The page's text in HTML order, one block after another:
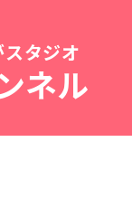
タジオ
ネル